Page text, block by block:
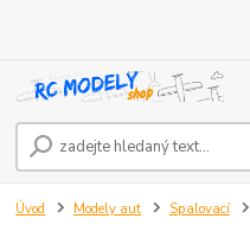
Úvod Modely aut Spalovací